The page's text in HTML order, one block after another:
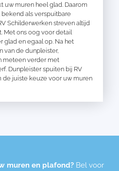
uw muren heel glad. Daarom
als verspuitbare
Schilderwerken streven altijd
Met ons oog voor detail
glad en egaal op. Na het
van de dunpleister,
meteen verder met
Dunpleister spuiten bij RV
de juiste keuze voor uw muren
muren en plafond?Bel voor